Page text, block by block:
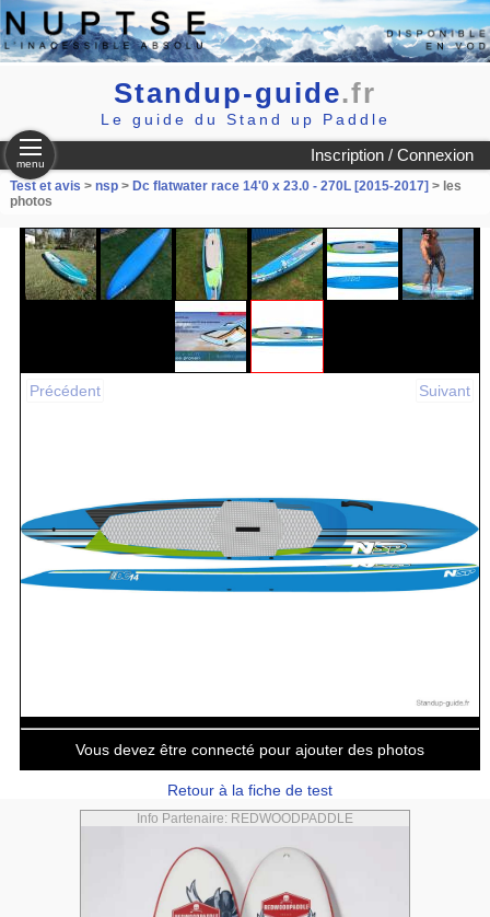
Standup-guide.fr
Le guide du Stand up Paddle
Inscription / Connexion
menu
Test et avis > nsp> Dc flatwater race 14'0 x 23.0 - 270L [2015-2017] > les
photos
Précédent Suivant
Vous devez être connecté pour ajouter des photos
Retour à la fiche de test
Info Partenaire: REDWOODPADDLE